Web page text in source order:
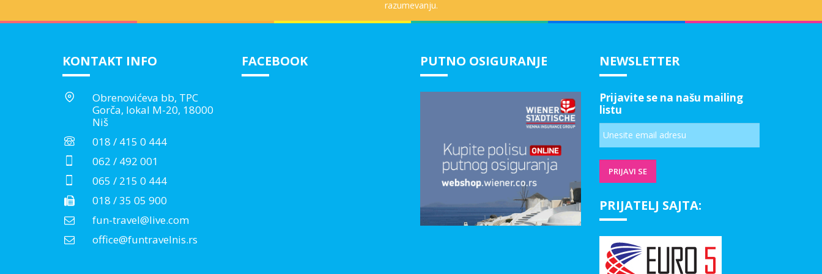
razumevanju.
KONTAKT INFO
Obrenovićeva bb, TPC
Gorča, lokal M-20, 18000
Niš
018 / 415 0 444
062 / 492 001
065 / 215 0 444
018 / 35 05 900
fun-travel@live.com
office@funtravelnis.rs
FACEBOOK PUTNO OSIGURANJE NEWSLETTER
Prijavite se na našu mailing
listu
PRIJATELJ SAJTA: